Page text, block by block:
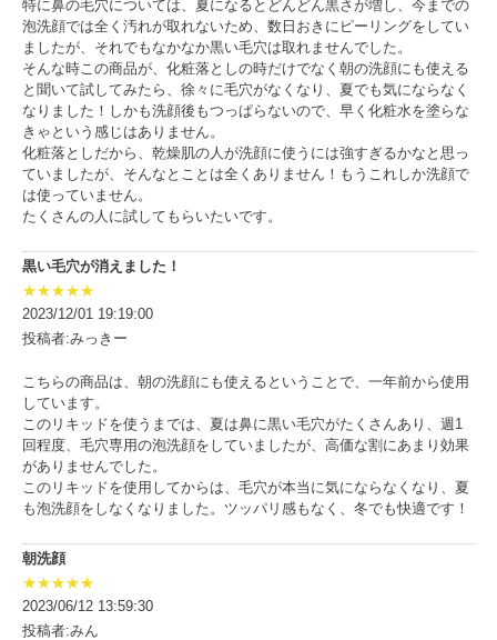
特に鼻の毛穴については、夏になるとどんどん黒さが増し、今までの
泡洗顔では全く汚れが取れないため、数日おきにピーリングをしてい
ましたが、それでもなかなか黒い毛穴は取れませんでした。
そんな時この商品が、化粧落としの時だけでなく朝の洗顔にも使える
と聞いて試してみたら、徐々に毛穴がなくなり、夏でも気にならなく
なりました！しかも洗顔後もつっぱらないので、早く化粧水を塗らな
きゃという感じはありません。
化粧落としだから、乾燥肌の人が洗顔に使うには強すぎるかなと思っ
ていましたが、そんなとことは全くありません！もうこれしか洗顔で
は使っていません。
たくさんの人に試してもらいたいです。
黒い毛穴が消えました！
★★★★★
2023/12/01 19:19:00
投稿者:みっきー
こちらの商品は、朝の洗顔にも使えるということで、一年前から使用
しています。
このリキッドを使うまでは、夏は鼻に黒い毛穴がたくさんあり、週1
回程度、毛穴専用の泡洗顔をしていましたが、高価な割にあまり効果
がありませんでした。
このリキッドを使用してからは、毛穴が本当に気にならなくなり、夏
も泡洗顔をしなくなりました。ツッパリ感もなく、冬でも快適です！
朝洗顔
★★★★★
2023/06/12 13:59:30
投稿者:みん